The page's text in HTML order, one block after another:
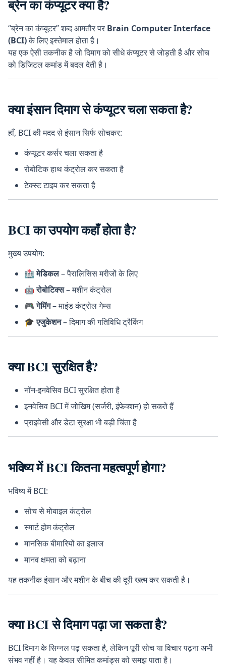
ब्रेन का कंप्यूटर क्या है?
“ब्रेन का कंप्यूटर” शब्द आमतौर पर Brain Computer Interface
(BCI)के लिए इस्तेमाल होता है।
यह एक ऐसी तकनीक है जो दिमाग को सीधे कंप्यूटर से जोड़ती है और सोच
को डिजिटल कमांड में बदल देती है।
क्या इंसान दिमाग से कंप्यूटर चला सकता है?
हाँ, BCI की मदद से इंसान सिर्फ सोचकर:
कंप्यूटर कर्सर चला सकता है
रोबोटिक हाथ कंट्रोल कर सकता है
टेक्स्ट टाइप कर सकता है
BCI का उपयोग कहाँ होता है?
मुख्य उपयोग:
🏥मेडिकल– पैरालिसिस मरीजों के लिए
🤖रोबोटिक्स– मशीन कंट्रोल
🎮गेमिंग– माइंड कंट्रोल गेम्स
🎓एजुकेशन– दिमाग की गतिविधि ट्रैकिंग
क्या BCI सुरक्षित है?
नॉन-इनवेसिव BCI सुरक्षित होता है
इनवेसिव BCI में जोखिम (सर्जरी, इंफेक्शन) हो सकते हैं
प्राइवेसी और डेटा सुरक्षा भी बड़ी चिंता है
भविष्य में BCI कितना महत्वपूर्ण होगा?
भविष्य में BCI:
सोच से मोबाइल कंट्रोल
स्मार्ट होम कंट्रोल
मानसिक बीमारियों का इलाज
मानव क्षमता को बढ़ाना
यह तकनीक इंसान और मशीन के बीच की दूरी खत्म कर सकती है।
क्या BCI से दिमाग पढ़ा जा सकता है?
BCI दिमाग के सिग्नल पढ़ सकता है, लेकिन पूरी सोच या विचार पढ़ना अभी
संभव नहीं है। यह केवल सीमित कमांड्स को समझ पाता है।